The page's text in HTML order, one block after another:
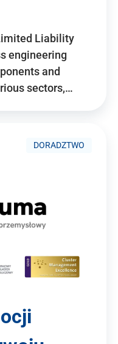
Liability
engineering
and
sectors,…
DORADZTWO